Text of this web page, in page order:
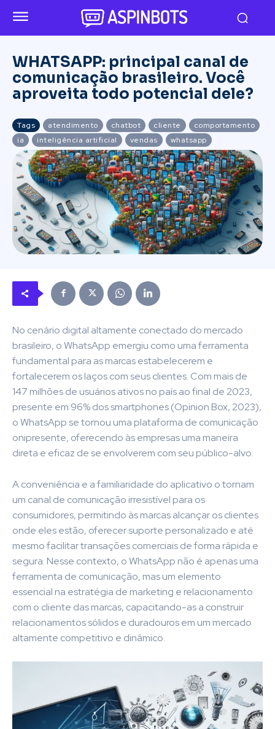
WHATSAPP: principal canal de
comunicação brasileiro. Você
aproveita todo potencial dele?
Tags atendimento chatbot cliente
comportamento
ia
inteligência artificial vendas whatsapp
No cenário digital altamente conectado do mercado
brasileiro, o WhatsApp emergiu como uma ferramenta
fundamental para as marcas estabelecerem e
fortalecerem os laços com seus clientes. Com mais de
147 milhões de usuários ativos no país ao final de 2023,
presente em 96% dos smartphones (Opinion Box, 2023),
o WhatsApp se tornou uma plataforma de comunicação
onipresente, oferecendo às empresas uma maneira
direta e eficaz de se envolverem com seu público-alvo.
A conveniência e a familiaridade do aplicativo o tornam
um canal de comunicação irresistível para os
consumidores, permitindo às marcas alcançar os clientes
onde eles estão, oferecer suporte personalizado e até
mesmo facilitar transações comerciais de forma rápida e
segura. Nesse contexto, o WhatsApp não é apenas uma
ferramenta de comunicação, mas um elemento
essencial na estratégia de marketing e relacionamento
com o cliente das marcas, capacitando-as a construir
relacionamentos sólidos e duradouros em um mercado
altamente competitivo e dinâmico.